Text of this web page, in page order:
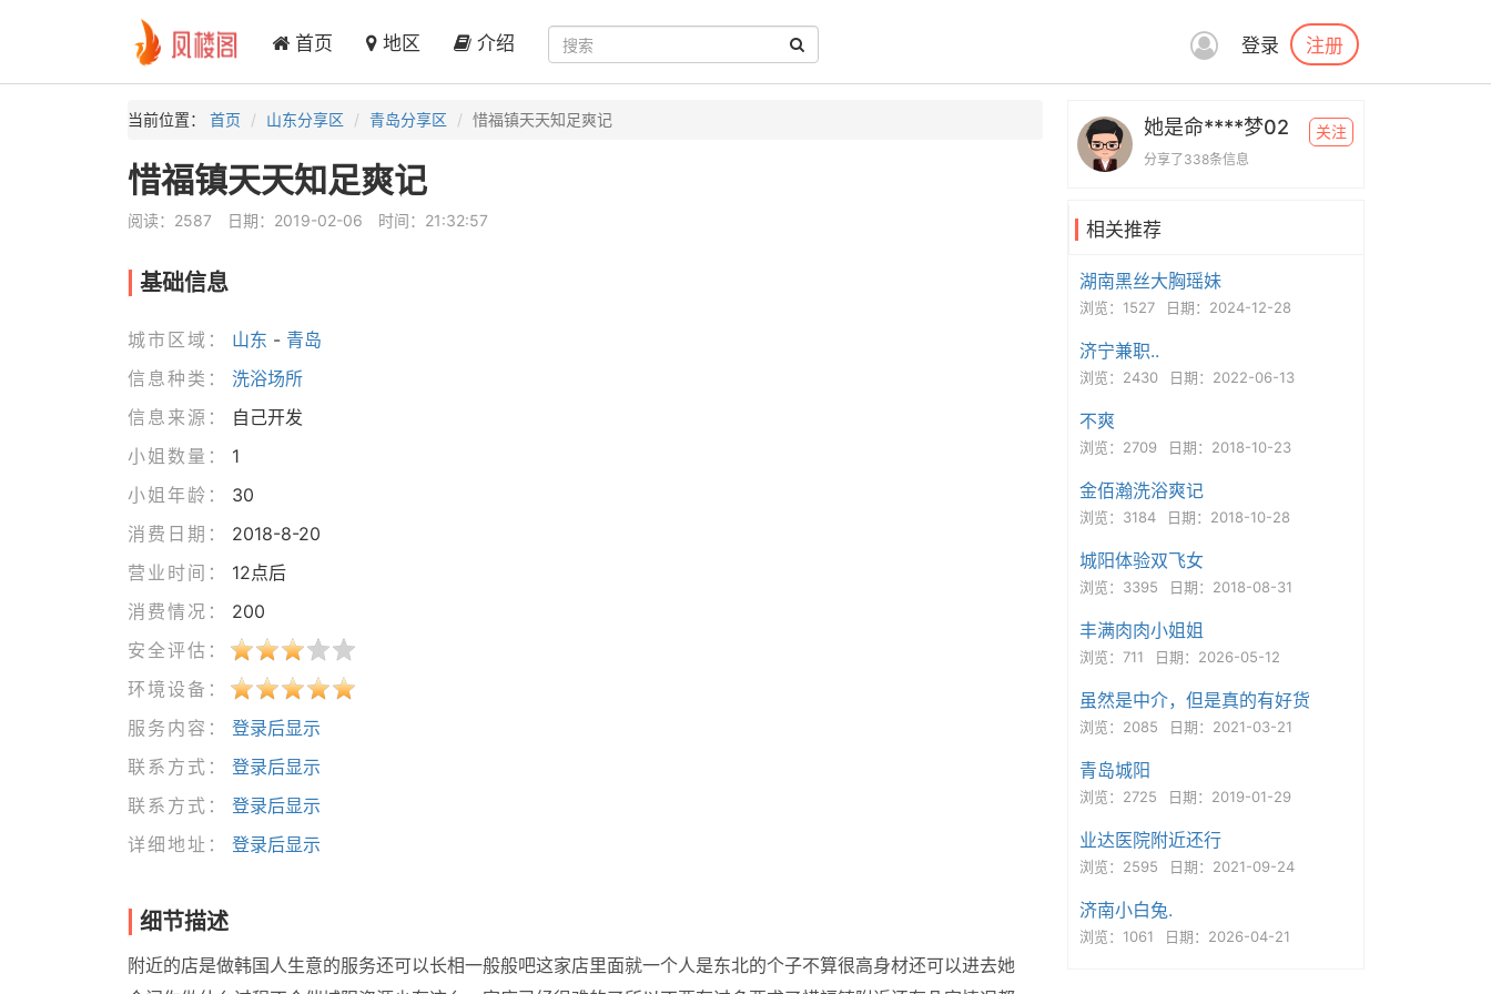
首页 地区 介绍 登录 注册
当前位置： 首页 山东分享区 青岛分享区 惜福镇天天知足爽记
惜福镇天天知足爽记
阅读：2587 日期：2019-02-06 时间：21:32:57
基础信息
城市区域： 山东 - 青岛
信息种类：
洗浴场所
信息来源：
自己开发
小姐数量：
1
小姐年龄：
30
消费日期：
2018-8-20
营业时间：
12点后
消费情况：
200
安全评估：
环境设备：
服务内容：
登录后显示
联系方式：
登录后显示
联系方式：
登录后显示
详细地址：
登录后显示
细节描述
附近的店是做韩国人生意的服务还可以长相一般般吧这家店里面就一个人是东北的个子不算很高身材还可以进去她
她是命****梦02
分享了338条信息
关注
相关推荐
湖南黑丝大胸瑶妹
浏览：1527 日期：2024-12-28
济宁兼职..
浏览：2430 日期：2022-06-13
不爽
浏览：2709 日期：2018-10-23
金佰瀚洗浴爽记
浏览：3184 日期：2018-10-28
城阳体验双飞女
浏览：3395 日期：2018-08-31
丰满肉肉小姐姐
浏览：711 日期：2026-05-12
虽然是中介，但是真的有好货
浏览：2085 日期：2021-03-21
青岛城阳
浏览：2725 日期：2019-01-29
业达医院附近还行
浏览：2595 日期：2021-09-24
济南小白兔.
浏览：1061 日期：2026-04-21